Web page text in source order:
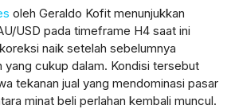
postsumatera.id
oleh Geraldo Kofit menunjukkan
USD pada timeframe H4 saat ini
naik setelah sebelumnya
yang cukup dalam. Kondisi tersebut
tekanan jual yang mendominasi pasar
minat beli perlahan kembali muncul.